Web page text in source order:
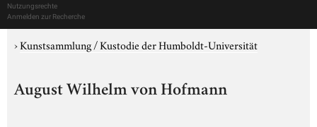
Nutzungsrechte
Anmelden zur Recherche
›Kunstsammlung / Kustodie der Humboldt-Universität
August Wilhelm von Hofmann